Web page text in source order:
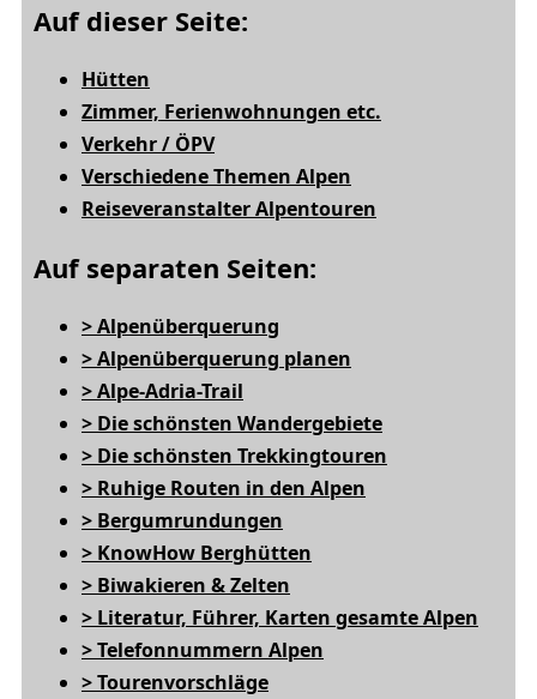
Auf dieser Seite:
Hütten
Zimmer, Ferienwohnungen etc.
Verkehr / ÖPV
Verschiedene Themen Alpen
Reiseveranstalter Alpentouren
Auf separaten Seiten:
> Alpenüberquerung
> Alpenüberquerung planen
> Alpe-Adria-Trail
> Die schönsten Wandergebiete
> Die schönsten Trekkingtouren
> Ruhige Routen in den Alpen
> Bergumrundungen
> KnowHow Berghütten
> Biwakieren & Zelten
> Literatur, Führer, Karten gesamte Alpen
> Telefonnummern Alpen
> Tourenvorschläge